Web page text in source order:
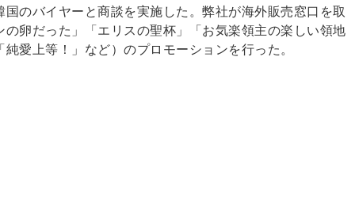
のバイヤーと商談を実施した。弊社が海外販売窓口を取
卵だった」「エリスの聖杯」「お気楽領主の楽しい領地
愛上等！」など）のプロモーションを行った。